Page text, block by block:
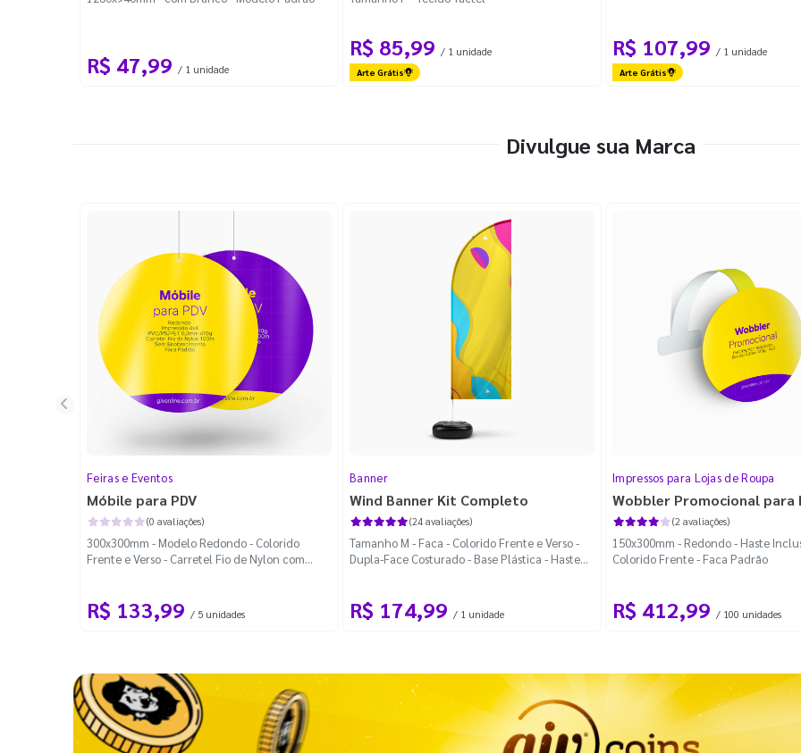
R$ 47,99 / 1 unidade
R$ 85,99 / 1 unidade
Arte Grátis
R$ 107,99 / 1 unidade
Arte Grátis
Divulgue sua Marca
Feiras e Eventos
Móbile para PDV
(0 avaliações)
300x300mm - Modelo Redondo - Colorido
Frente e Verso - Carretel Fio de Nylon com
R$ 133,99 / 5 unidades
Banner
Wind Banner Kit Completo
(24 avaliações)
Tamanho M - Faca - Colorido Frente e Verso -
Dupla-Face Costurado - Base Plástica - Haste
R$ 174,99 / 1 unidade
Impressos para Lojas de Roupa
Wobbler Promocional para
(2 avaliações)
150x300mm - Redondo - Haste
Colorido Frente - Faca Padrão
R$ 412,99 / 100 unidades